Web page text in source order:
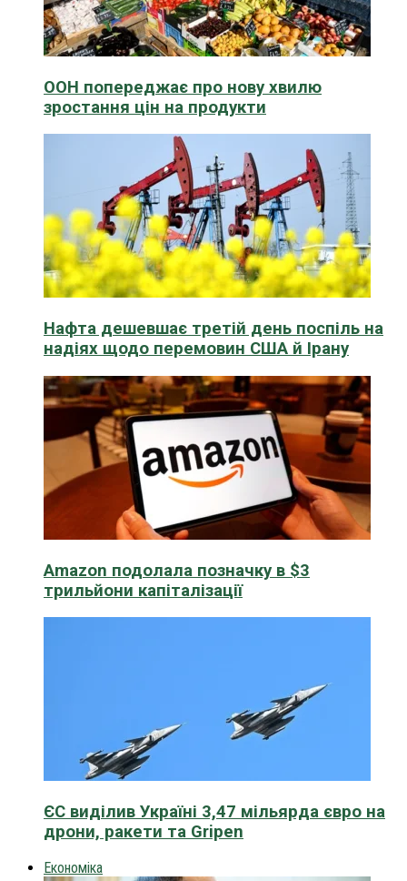
ООН попереджає про нову хвилю
зростання цін на продукти
Нафта дешевшає третій день поспіль на
надіях щодо перемовин США й Ірану
Amazon подолала позначку в $3
трильйони капіталізації
ЄС виділив Україні 3,47 мільярда євро на
дрони, ракети та Gripen
Економіка